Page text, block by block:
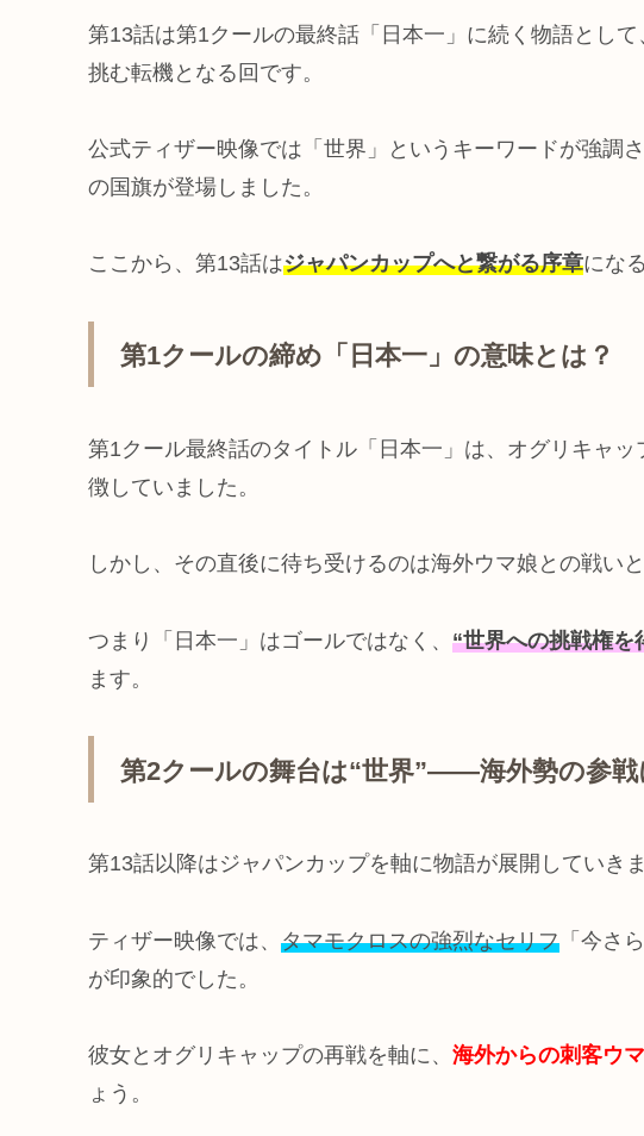
第13話は第1クールの最終話「日本一」に続く物語とし
挑む転機となる回です。
公式ティザー映像では「世界」というキーワードが強調
の国旗が登場しました。
ここから、第13話はジャパンカップへと繋がる序章にな
第1クールの締め「日本一」の意味とは？
第1クール最終話のタイトル「日本一」は、オグリキャ
徴していました。
しかし、その直後に待ち受けるのは海外ウマ娘との戦い
つまり「日本一」はゴールではなく、 “世界への挑戦権を
ます。
第2クールの舞台は“世界”――海外勢の参戦
第13話以降はジャパンカップを軸に物語が展開していきま
ティザー映像では、 タマモクロスの強烈なセリフ 「今さ
が印象的でした。
彼女とオグリキャップの再戦を軸に、 海外からの刺客ウ
ょう。